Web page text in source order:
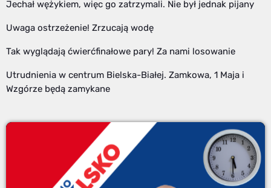
Jechał wężykiem, więc go zatrzymali. Nie był jednak pijany
Uwaga ostrzeżenie! Zrzucają wodę
Tak wyglądają ćwierćfinałowe pary! Za nami losowanie
Utrudnienia w centrum Bielska-Białej. Zamkowa, 1 Maja i
Wzgórze będą zamykane